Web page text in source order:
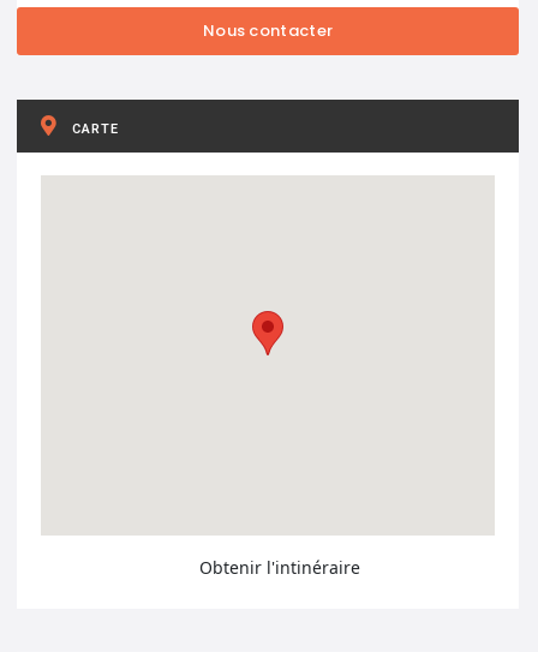
CARTE
Obtenir l'intinéraire